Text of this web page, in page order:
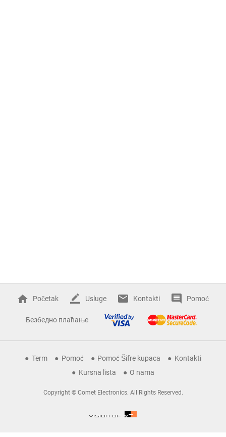
Početak Usluge Kontakti Pomoć
Безбедно плаћање
Term Pomoć Pomoć Šifre kupaca
Kontakti
Kursna lista
O nama
Copyright © Comet Electronics. All Rights Reserved.